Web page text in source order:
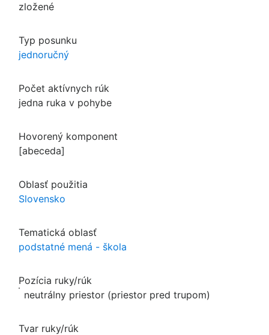
zložené
Typ posunku
jednoručný
Počet aktívnych rúk
jedna ruka v pohybe
Hovorený komponent
[abeceda]
Oblasť použitia
Slovensko
Tematická oblasť
podstatné mená - škola
Pozícia ruky/rúk
neutrálny priestor (priestor pred trupom)
Tvar ruky/rúk